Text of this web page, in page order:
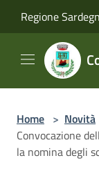
Regione
Home > Novità
Convocazione
la nomina degli